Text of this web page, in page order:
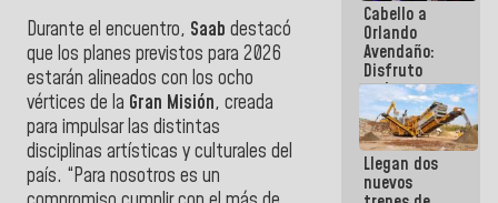
Durante el encuentro, Saab destacó
que los planes previstos para 2026
estarán alineados con los ocho
vértices de la Gran Misión, creada
para impulsar las distintas
disciplinas artísticas y culturales del
país. “Para nosotros es un
Cabello a
Orlando
Avendaño:
Disfruto
cada vez
que escribes
porque lo
que haces
es
embarrarla
Llegan dos
nuevos